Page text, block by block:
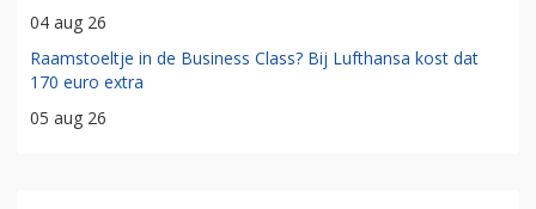
04 aug 26
Raamstoeltje in de Business Class? Bij Lufthansa kost dat
170 euro extra
05 aug 26